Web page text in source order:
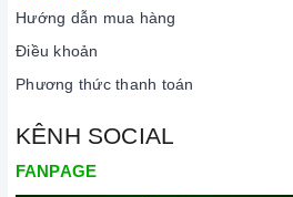
Hướng dẫn mua hàng
Điều khoản
Phương thức thanh toán
KÊNH SOCIAL
FANPAGE